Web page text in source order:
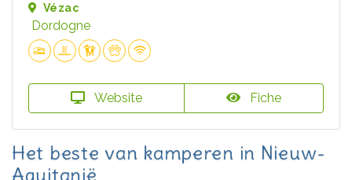
Vézac
Dordogne
Website Fiche
Het beste van kamperen in Nieuw-
Aquitanië